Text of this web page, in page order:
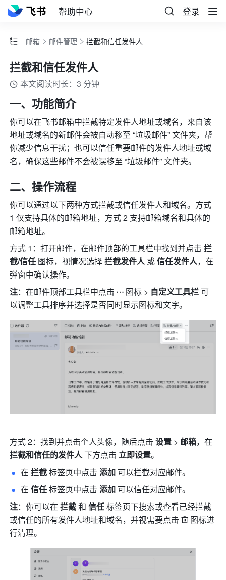
帮助中心 登录
邮箱 邮件管理 拦截和信任发件人
拦截和信任发件人
本文阅读时长：3 分钟
一、功能简介
你可以在飞书邮箱中拦截特定发件人地址或域名，来自该
地址或域名的新邮件会被自动移至 “垃圾邮件” 文件夹，帮
你减少信息干扰；也可以信任重要邮件的发件人地址或域
名，确保这些邮件不会被误移至 “垃圾邮件” 文件夹。
二、操作流程
你可以通过以下两种方式拦截或信任发件人和域名。方式
1 仅支持具体的邮箱地址，方式 2 支持邮箱域名和具体的
邮箱地址。
方式 1：打开邮件，在邮件顶部的工具栏中找到并点击 拦
截/信任 图标，视情况选择 拦截发件人 或 信任发件人，在
弹窗中确认操作。
注：在邮件顶部工具栏中点击 图标 > 自定义工具栏 可
以调整工具排序并选择是否同时显示图标和文字。
方式 2：找到并点击个人头像，随后点击 设置 > 邮箱
拦截和信任的发件人 下方点击 立即设置。
在 拦截 标签页中点击 添加 可以拦截对应邮件。
在 信任 标签页中点击 添加 可以信任对应邮件。
注：你可以在 拦截 和 信任 标签页下搜索或查看已经拦截
或信任的所有发件人地址和域名，并视需要点击
图标进
行清理。